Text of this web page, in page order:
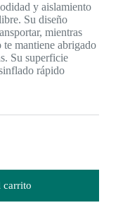
y aislamiento
Su diseño
mientras
mantiene abrigado
Su superficie
rápido
carrito